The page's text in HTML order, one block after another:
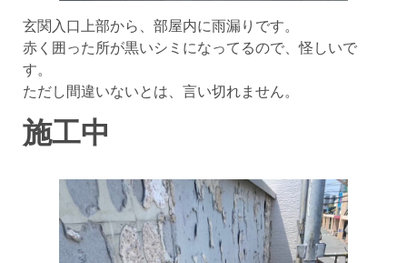
玄関入口上部から、部屋内に雨漏りです。
赤く囲った所が黒いシミになってるので、怪しいで
す。
ただし間違いないとは、言い切れません。
施工中